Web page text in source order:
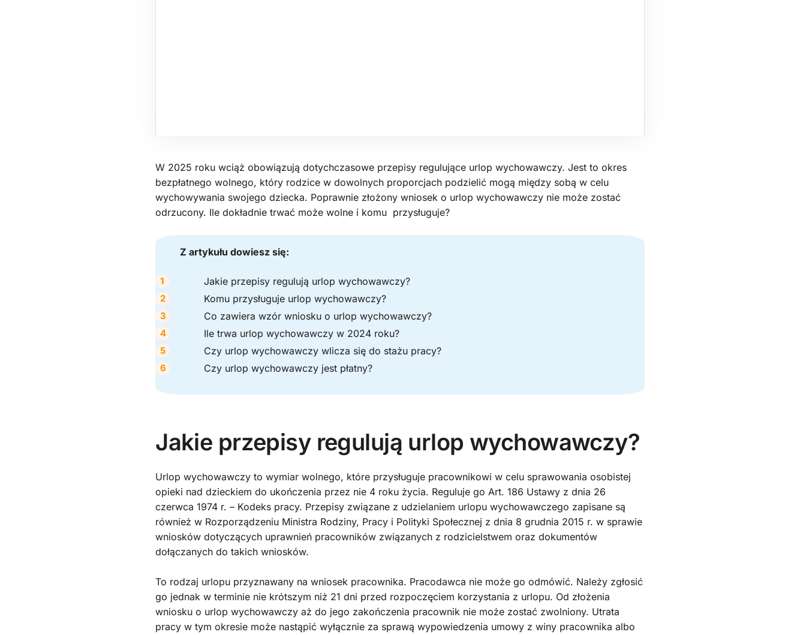
W 2025 roku wciąż obowiązują dotychczasowe przepisy regulujące urlop wychowawczy. Jest to okres
bezpłatnego wolnego, który rodzice w dowolnych proporcjach podzielić mogą między sobą w celu
wychowywania swojego dziecka. Poprawnie złożony wniosek o urlop wychowawczy nie może zostać
odrzucony. Ile dokładnie trwać może wolne i komu przysługuje?
Z artykułu dowiesz się:
Jakie przepisy regulują urlop wychowawczy?
Komu przysługuje urlop wychowawczy?
Co zawiera wzór wniosku o urlop wychowawczy?
Ile trwa urlop wychowawczy w 2024 roku?
Czy urlop wychowawczy wlicza się do stażu pracy?
Czy urlop wychowawczy jest płatny?
Jakie przepisy regulują urlop wychowawczy?
Urlop wychowawczy to wymiar wolnego, które przysługuje pracownikowi w celu sprawowania osobistej
opieki nad dzieckiem do ukończenia przez nie 4 roku życia. Reguluje go Art. 186 Ustawy z dnia 26
czerwca 1974 r. – Kodeks pracy. Przepisy związane z udzielaniem urlopu wychowawczego zapisane są
również w Rozporządzeniu Ministra Rodziny, Pracy i Polityki Społecznej z dnia 8 grudnia 2015 r. w sprawie
wniosków dotyczących uprawnień pracowników związanych z rodzicielstwem oraz dokumentów
dołączanych do takich wniosków.
To rodzaj urlopu przyznawany na wniosek pracownika. Pracodawca nie może go odmówić. Należy zgłosić
go jednak w terminie nie krótszym niż 21 dni przed rozpoczęciem korzystania z urlopu. Od złożenia
wniosku o urlop wychowawczy aż do jego zakończenia pracownik nie może zostać zwolniony. Utrata
pracy w tym okresie może nastąpić wyłącznie za sprawą wypowiedzenia umowy z winy pracownika albo